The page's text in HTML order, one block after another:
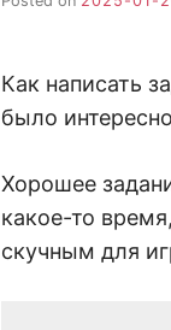
Как написать
было
Хорошее
какое-то
скучным для